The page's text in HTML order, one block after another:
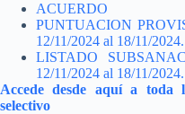
ACUERDO
PUNTUACION
12/11/2024 al 18/11/2024.
LISTADO
12/11/2024 al 18/11/2024.
Accede desde aquí a toda
selectivo